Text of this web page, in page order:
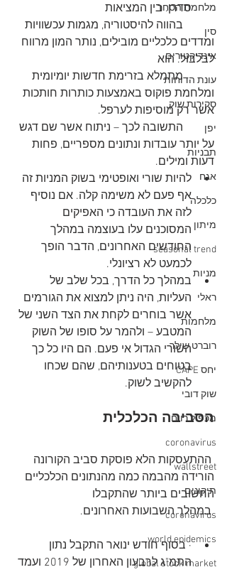
מלחמת הסחר
סין
אינדיקטורים
עונת הדוחות
סקירות שוק
יפן
תבניות
אגח
כלכלה
מיתון
seasonal trend
מניות
ראלי
מלחמות
רוברט שילר
יחס CAPE
שוק דובי
מכפיל רווח
coronavirus
wallstreet
תיקונים
coronavirus
world epidemics
global stock market
סדרן. בין המציאות
           בהווה להיסטוריה, מגמות עכשוויות
ומדדים כלכליים מובילים, נותר המון מרווח
לבלבול. הוא
           מתמלא בזרימת חדשות יומיומית
ומלחמת פוקוס באמצעות כותרות חותכות
אשר רק מוסיפות לערפל.
           התשובה לכך – ניתוח אשר שם דגש
על יותר עובדות ונתונים מספריים, פחות
דעות ומילים.
להיות שורי ואופטימי בשוק המניות זה
אף פעם לא משימה קלה. אם נוסיף
לזה את העובדה כי האפיקים
המסוכנים עלו בעוצמה במהלך
החודשים האחרונים, הדבר הופך
לכמעט לא רציונלי.
במהלך כל הדרך, בכל שלב של
העליות, היה ניתן למצוא את הגורמים
אשר בוחרים לקחת את הצד השני של
המטבע – ולהמר על סופו של השוק
השורי הגדול אי פעם. הם היו כל כך
בטוחים בטענותיהם, שהם שכחו
להקשיב לשוק.
הסביבה הכלכלית
ההתעסקות הלא פוסקת סביב הקורונה
הורידה מהבמה כמה מהנתונים הכלכליים
החשובים ביותר שהתקבלו
במהלך השבועות האחרונים.
· בסוף חודש ינואר התקבל נתון
התמ"ג לרבעון האחרון של 2019 ועמד